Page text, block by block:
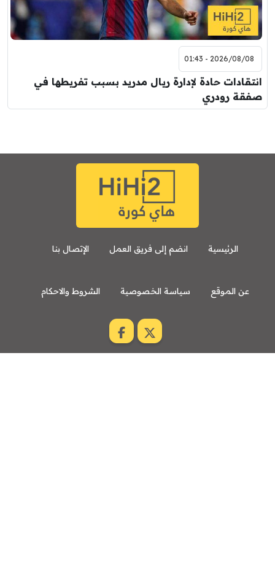
2026/08/08 - 01:43
انتقادات حادة لإدارة ريال مدريد بسبب تفريطها في
صفقة رودري
الرئيسية انضم إلى فريق العمل الإتصال بنا
عن الموقع سياسة الخصوصية الشروط والاحكام